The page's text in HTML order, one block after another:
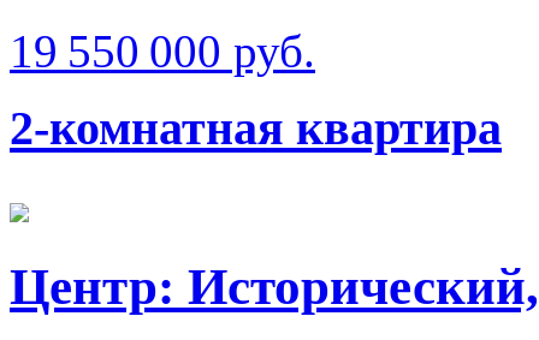
19 550 000 руб.
2-комнатная квартира
Центр: